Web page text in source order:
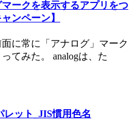
ークを表示するアプリをつ
ンペーン】
に常に「アナログ」マーク
てみた。 analogは、た
レット_JIS慣用色名